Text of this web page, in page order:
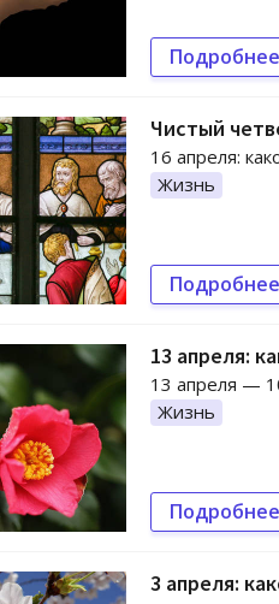
Подробнее
Чистый
16 апреля:
Жизнь
Подробнее
13 апреля:
13 апреля —
Жизнь
Подробнее
3 апреля: